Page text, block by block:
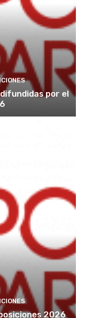
por el
2026